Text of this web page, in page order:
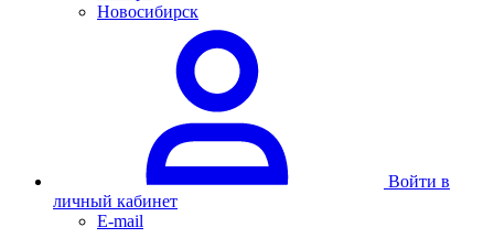
Новосибирск
Войти в
личный кабинет
E-mail